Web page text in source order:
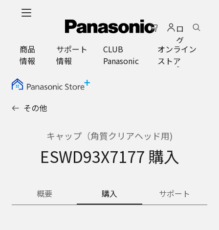
ロ
グ
イ
ン
商品
情報
サポート
情報
CLUB
Panasonic
オンライン
ストア
その他
キャップ（角質クリアヘッド用)
ESWD93X7177 購入
概要 購入 サポート